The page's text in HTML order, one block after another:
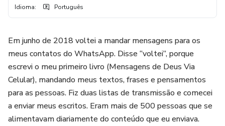
Idioma: Português
Em junho de 2018 voltei a mandar mensagens para os
meus contatos do WhatsApp. Disse “voltei”, porque
escrevi o meu primeiro livro (Mensagens de Deus Via
Celular), mandando meus textos, frases e pensamentos
para as pessoas. Fiz duas listas de transmissão e comecei
a enviar meus escritos. Eram mais de 500 pessoas que se
alimentavam diariamente do conteúdo que eu enviava.